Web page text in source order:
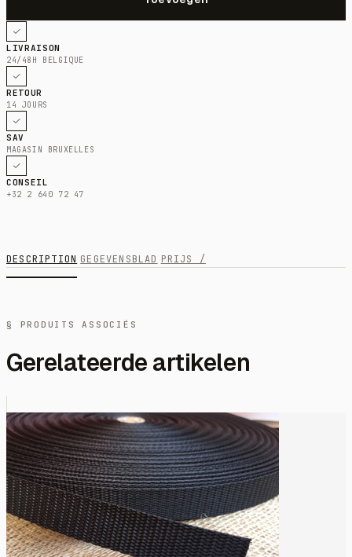
LIVRAISON
24/48H BELGIQUE
RETOUR
14 JOURS
SAV
MAGASIN BRUXELLES
CONSEIL
+32 2 640 72 47
DESCRIPTION GEGEVENSBLAD PRIJS /
§ PRODUITS ASSOCIÉS
Gerelateerde artikelen